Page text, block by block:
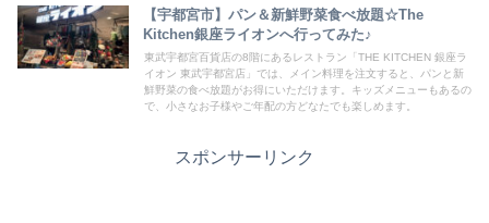
【宇都宮市】パン＆新鮮野菜食べ放題☆The
Kitchen銀座ライオンへ行ってみた♪
東武宇都宮百貨店の8階にあるレストラン「THE KITCHEN 銀座ラ
イオン 東武宇都宮店」では、メイン料理を注文すると、パンと新
鮮野菜の食べ放題がお得にいただけます。キッズメニューもあるの
で、小さなお子様やご年配の方どなたでも楽しめます。
スポンサーリンク